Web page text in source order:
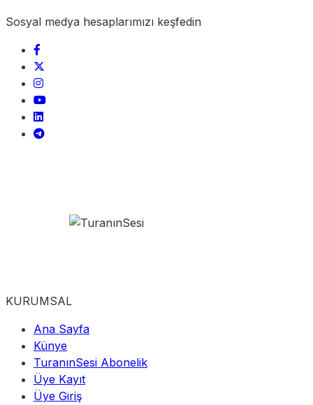
Sosyal medya hesaplarımızı keşfedin
KURUMSAL
Ana Sayfa
Künye
TuranınSesi Abonelik
Üye Kayıt
Üye Giriş